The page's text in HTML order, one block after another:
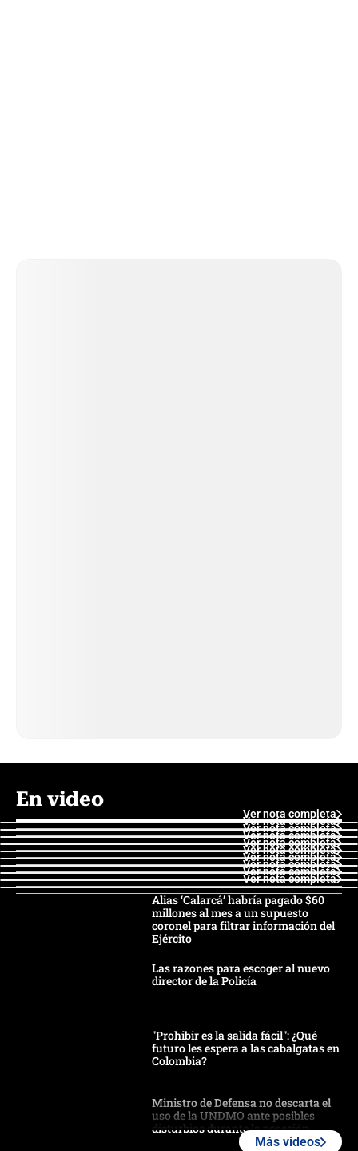
En video
Ver nota completa
Ver nota completa
Ver nota completa
Ver nota completa
Ver nota completa
Ver nota completa
Ver nota completa
Ver nota completa
Ver nota completa
Ver nota completa
Alias ‘Calarcá’ habría pagado $60
millones al mes a un supuesto
coronel para filtrar información del
Ejército
Las razones para escoger al nuevo
director de la Policía
"Prohibir es la salida fácil": ¿Qué
futuro les espera a las cabalgatas en
Colombia?
Ministro de Defensa no descarta el
uso de la UNDMO ante posibles
disturbios durante la posesión
Más videos